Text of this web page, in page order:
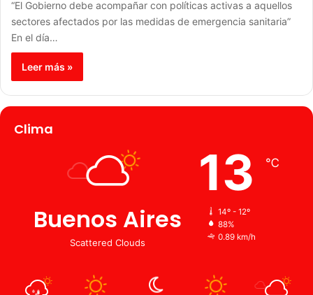
“El Gobierno debe acompañar con políticas activas a aquellos
sectores afectados por las medidas de emergencia sanitaria”
En el día…
Leer más »
Clima
Buenos Aires
Scattered Clouds
13 ℃
14º - 12º
88%
0.89 km/h